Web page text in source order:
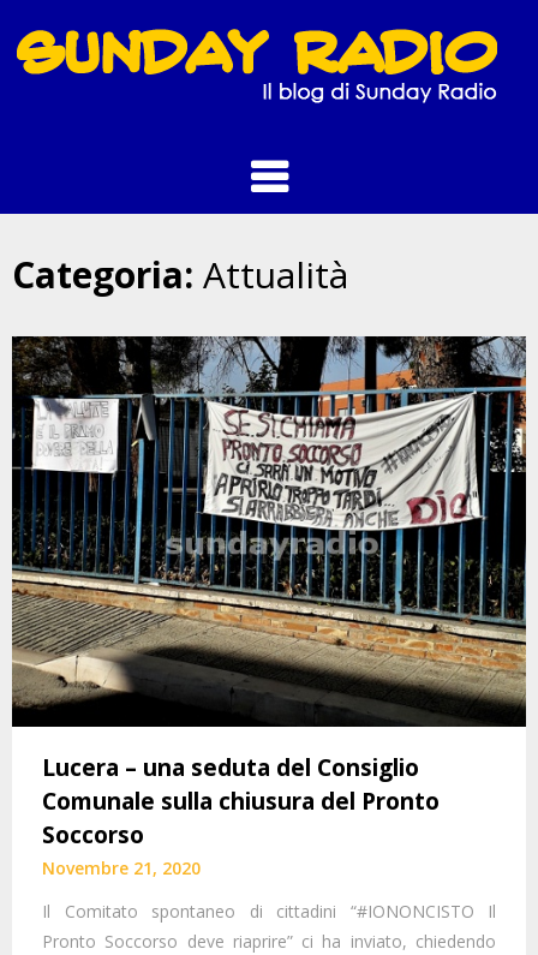
to
content
Categoria: Attualità
Lucera – una seduta del Consiglio
Comunale sulla chiusura del Pronto
Soccorso
Novembre 21, 2020
Il Comitato spontaneo di cittadini “#IONONCISTO Il
Pronto Soccorso deve riaprire” ci ha inviato, chiedendo